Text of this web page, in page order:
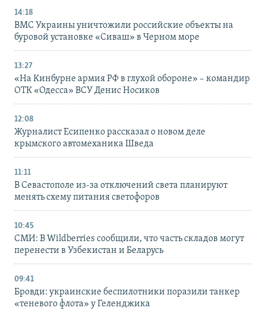
14:18
ВМС Украины уничтожили российские объекты на
буровой установке «Сиваш» в Черном море
13:27
«На Кинбурне армия РФ в глухой обороне» – командир
ОТК «Одесса» ВСУ Денис Носиков
12:08
Журналист Есипенко рассказал о новом деле
крымского автомеханика Шведа
11:11
В Севастополе из-за отключений света планируют
менять схему питания светофоров
10:45
СМИ: В Wildberries сообщили, что часть складов могут
перенести в Узбекистан и Беларусь
09:41
Бровди: украинские беспилотники поразили танкер
«теневого флота» у Геленджика